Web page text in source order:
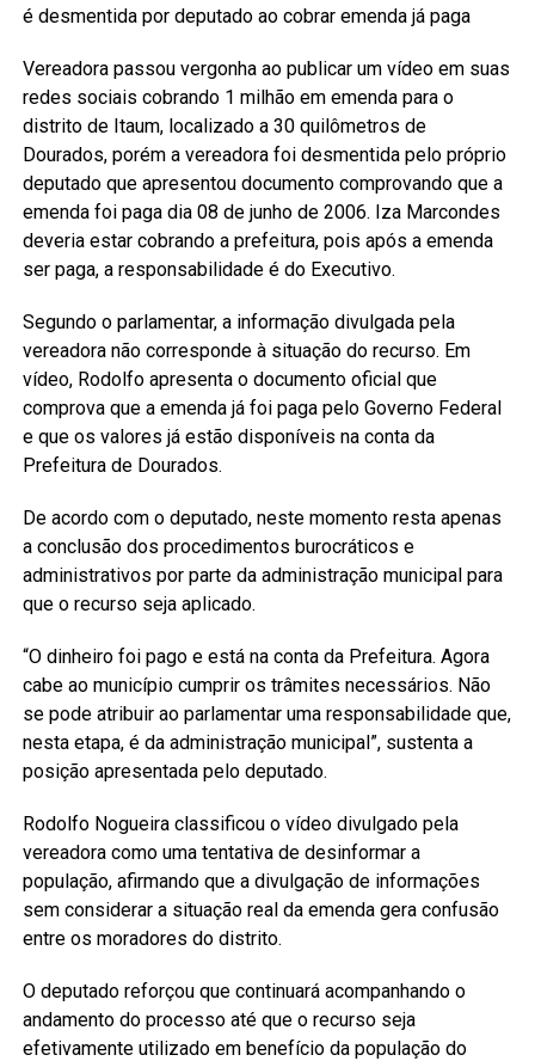
é desmentida por deputado ao cobrar emenda já paga
Vereadora passou vergonha ao publicar um vídeo em suas
redes sociais cobrando 1 milhão em emenda para o
distrito de Itaum, localizado a 30 quilômetros de
Dourados, porém a vereadora foi desmentida pelo próprio
deputado que apresentou documento comprovando que a
emenda foi paga dia 08 de junho de 2006. Iza Marcondes
deveria estar cobrando a prefeitura, pois após a emenda
ser paga, a responsabilidade é do Executivo.
Segundo o parlamentar, a informação divulgada pela
vereadora não corresponde à situação do recurso. Em
vídeo, Rodolfo apresenta o documento oficial que
comprova que a emenda já foi paga pelo Governo Federal
e que os valores já estão disponíveis na conta da
Prefeitura de Dourados.
De acordo com o deputado, neste momento resta apenas
a conclusão dos procedimentos burocráticos e
administrativos por parte da administração municipal para
que o recurso seja aplicado.
“O dinheiro foi pago e está na conta da Prefeitura. Agora
cabe ao município cumprir os trâmites necessários. Não
se pode atribuir ao parlamentar uma responsabilidade que,
nesta etapa, é da administração municipal”, sustenta a
posição apresentada pelo deputado.
Rodolfo Nogueira classificou o vídeo divulgado pela
vereadora como uma tentativa de desinformar a
população, afirmando que a divulgação de informações
sem considerar a situação real da emenda gera confusão
entre os moradores do distrito.
O deputado reforçou que continuará acompanhando o
andamento do processo até que o recurso seja
efetivamente utilizado em benefício da população do